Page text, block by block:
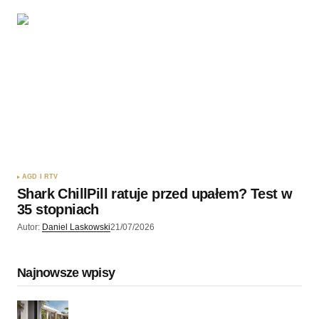
AGD I RTV
Shark ChillPill ratuje przed upałem? Test w
35 stopniach
Autor: Daniel Laskowski21/07/2026
Najnowsze wpisy